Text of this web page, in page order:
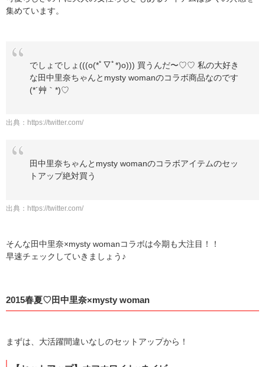
集めています。
でしょでしょ(((o(*ﾟ▽ﾟ*)o))) 買うんだ〜♡♡ 私の大好き
な田中里奈ちゃんとmysty womanのコラボ商品なのです
(*´艸｀*)♡
出典： https://twitter.com/
田中里奈ちゃんとmysty womanのコラボアイテムのセッ
トアップ絶対買う
出典： https://twitter.com/
そんな田中里奈×mysty womanコラボは今期も大注目！！
早速チェックしていきましょう♪
2015春夏♡田中里奈×mysty woman
まずは、大活躍間違いなしのセットアップから！